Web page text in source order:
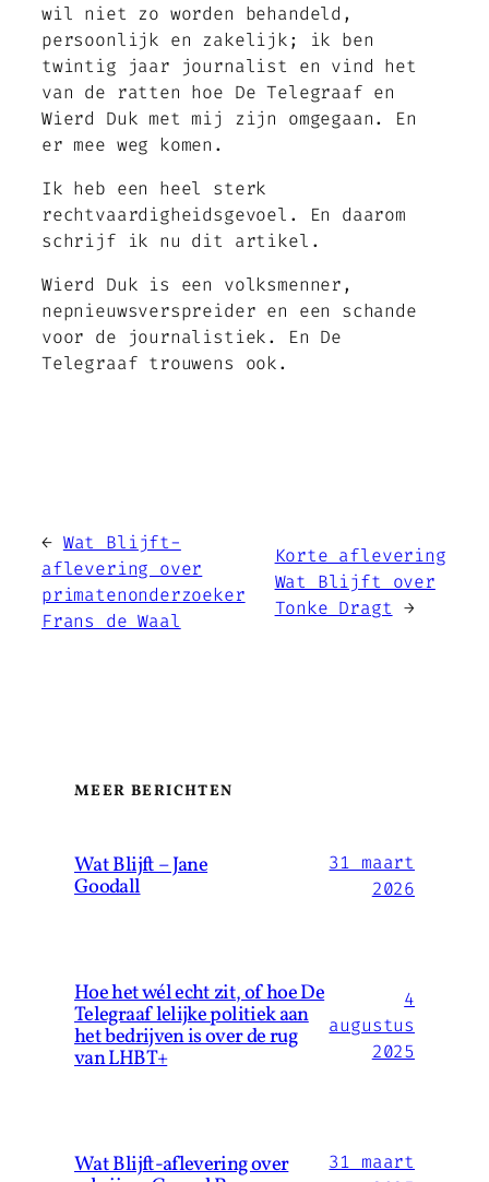
wil niet zo worden behandeld,
persoonlijk en zakelijk; ik ben
twintig jaar journalist en vind het
van de ratten hoe De Telegraaf en
Wierd Duk met mij zijn omgegaan. En
er mee weg komen.
Ik heb een heel sterk
rechtvaardigheidsgevoel. En daarom
schrijf ik nu dit artikel.
Wierd Duk is een volksmenner,
nepnieuwsverspreider en een schande
voor de journalistiek. En De
Telegraaf trouwens ook.
← Wat Blijft-
aflevering over
primatenonderzoeker
Frans de Waal
Korte aflevering
Wat Blijft over
Tonke Dragt →
MEER BERICHTEN
Wat Blijft – Jane
Goodall
31 maart
2026
Hoe het wél echt zit, of hoe De
Telegraaf lelijke politiek aan
het bedrijven is over de rug
van LHBT+
4
augustus
2025
Wat Blijft-aflevering over
31 maart